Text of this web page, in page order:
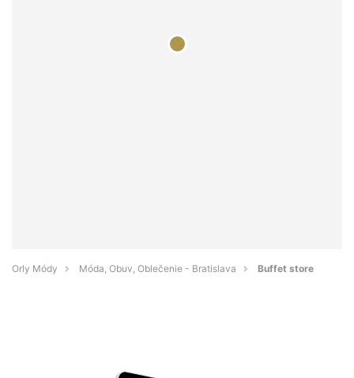
Orly Módy Móda, Obuv, Oblečenie - Bratislava Buffet store